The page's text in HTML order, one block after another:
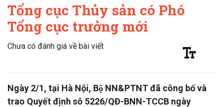
Tổng cục Thủy sản có Phó
Tổng cục trưởng mới
Chưa có đánh giá về bài viết
Ngày 2/1, tại Hà Nội, Bộ NN&PTNT đã công bố và
trao Quyết định sô 5226/QĐ-BNN-TCCB ngày